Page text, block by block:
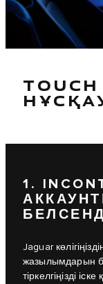
1.
Jaguar
жазылымдарын
тіркелгіңізді